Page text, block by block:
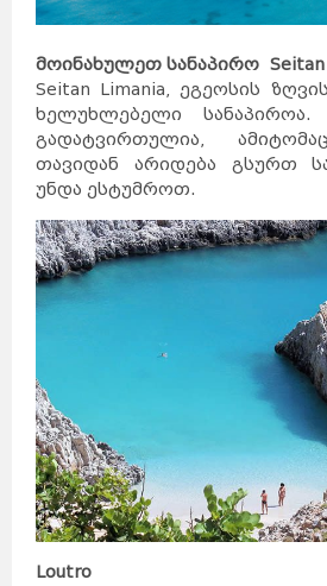
მოინახულეთ სანაპირო Seitan
Seitan Limania, ეგეოსის
ხელუხლებელი
გადატვირთულია,
თავიდან არიდება გსურთ
უნდა ესტუმროთ.
Loutro